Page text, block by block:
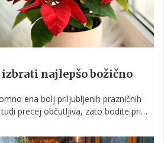
izbrati najlepšo božično
ena bolj priljubljenih prazničnih
precej občutljiva, zato bodite pri